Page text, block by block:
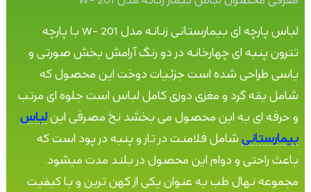
لباس پارچه ای بیمارستانی زنانه مدل W- 201 با پارچه
تترون پنبه ای چهارخانه در دو رنگ آرامش بخش صورتی و
یاسی طراحی شده است جزئیات دوخت این محصول که
شامل یقه گرد و مغزی دوزی کامل لباس است جلوه ای مرتب
و حرفه ای به این محصول می بخشد نخ مصرفی اینلباس
بیمارستانی شامل فلامنت در تار و پنبه در پود است که
باعث راحتی و دوام این محصول در بلند مدت میشود.
مجموعه نهال طب به عنوان یکی از کهن ترین و با کیفیت